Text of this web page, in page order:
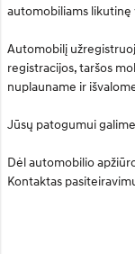
automobiliams
Automobilį
registracijos, taršos
nuplauname ir
Jūsų patogumui
Dėl automobilio
Kontaktas